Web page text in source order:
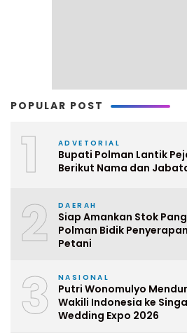
POPULAR POST
1 ADVETORIAL
Bupati Polman Lantik
Berikut Nama dan
2 DAERAH
Siap Amankan Stok
Polman Bidik
Petani
3 NASIONAL
Putri Wonomulyo
Wakili Indonesia ke
Wedding Expo 2026